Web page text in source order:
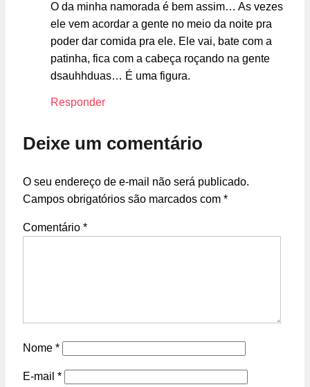
O da minha namorada é bem assim… As vezes
ele vem acordar a gente no meio da noite pra
poder dar comida pra ele. Ele vai, bate com a
patinha, fica com a cabeça roçando na gente
dsauhhduas… É uma figura.
Responder
Deixe um comentário
O seu endereço de e-mail não será publicado.
Campos obrigatórios são marcados com *
Comentário *
Nome *
E-mail *